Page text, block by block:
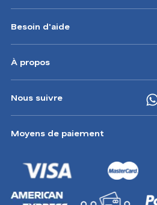
Besoin d'aide
À propos
Nous suivre
Moyens de paiement